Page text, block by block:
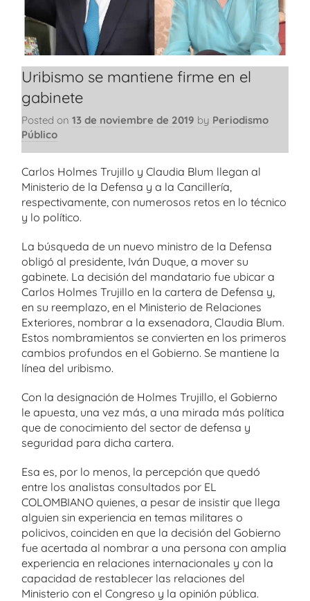
Uribismo se mantiene firme en el
gabinete
Posted on 13 de noviembre de 2019 by Periodismo
Público
Carlos Holmes Trujillo y Claudia Blum llegan al
Ministerio de la Defensa y a la Cancillería,
respectivamente, con numerosos retos en lo técnico
y lo político.
La búsqueda de un nuevo ministro de la Defensa
obligó al presidente, Iván Duque, a mover su
gabinete. La decisión del mandatario fue ubicar a
Carlos Holmes Trujillo en la cartera de Defensa y,
en su reemplazo, en el Ministerio de Relaciones
Exteriores, nombrar a la exsenadora, Claudia Blum.
Estos nombramientos se convierten en los primeros
cambios profundos en el Gobierno. Se mantiene la
línea del uribismo.
Con la designación de Holmes Trujillo, el Gobierno
le apuesta, una vez más, a una mirada más política
que de conocimiento del sector de defensa y
seguridad para dicha cartera.
Esa es, por lo menos, la percepción que quedó
entre los analistas consultados por EL
COLOMBIANO quienes, a pesar de insistir que llega
alguien sin experiencia en temas militares o
policivos, coinciden en que la decisión del Gobierno
fue acertada al nombrar a una persona con amplia
experiencia en relaciones internacionales y con la
capacidad de restablecer las relaciones del
Ministerio con el Congreso y la opinión pública.